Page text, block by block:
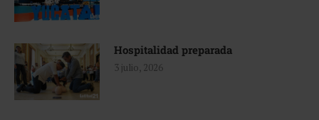
Hospitalidad preparada
3 julio, 2026